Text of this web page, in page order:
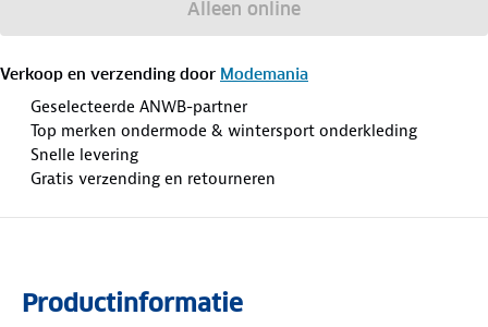
Alleen online
Verkoop en verzending door Modemania
Geselecteerde ANWB-partner
Top merken ondermode & wintersport onderkleding
Snelle levering
Gratis verzending en retourneren
Productinformatie